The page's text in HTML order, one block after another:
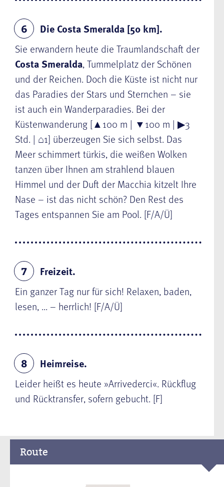
6
Die Costa Smeralda [50 km].
Sie erwandern heute die Traumlandschaft der
Costa Smeralda, Tummelplatz der Schönen
und der Reichen. Doch die Küste ist nicht nur
das Paradies der Stars und Sternchen – sie
ist auch ein Wanderparadies. Bei der
Küstenwanderung [▲100 m | ▼100 m | ▶3
Std. | ⌂1] überzeugen Sie sich selbst. Das
Meer schimmert türkis, die weißen Wolken
tanzen über Ihnen am strahlend blauen
Himmel und der Duft der Macchia kitzelt Ihre
Nase – ist das nicht schön? Den Rest des
Tages entspannen Sie am Pool. [F/A/Ü]
7
Freizeit.
Ein ganzer Tag nur für sich! Relaxen, baden,
lesen, ... – herrlich! [F/A/Ü]
8
Heimreise.
Leider heißt es heute »Arrivederci«. Rückflug
und Rücktransfer, sofern gebucht. [F]
Route